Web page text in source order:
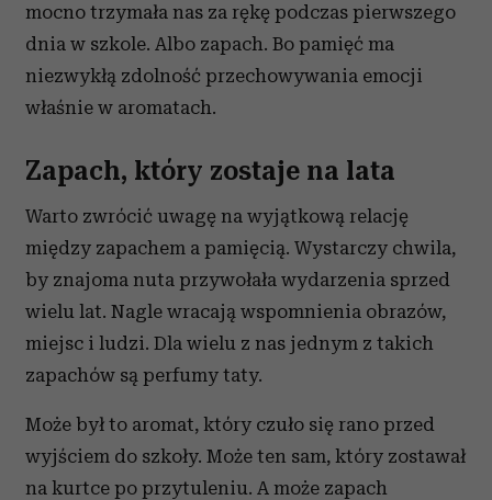
mocno trzymała nas za rękę podczas pierwszego
dnia w szkole. Albo zapach. Bo pamięć ma
niezwykłą zdolność przechowywania emocji
właśnie w aromatach.
Zapach, który zostaje na lata
Warto zwrócić uwagę na wyjątkową relację
między zapachem a pamięcią. Wystarczy chwila,
by znajoma nuta przywołała wydarzenia sprzed
wielu lat. Nagle wracają wspomnienia obrazów,
miejsc i ludzi. Dla wielu z nas jednym z takich
zapachów są perfumy taty.
Może był to aromat, który czuło się rano przed
wyjściem do szkoły. Może ten sam, który zostawał
na kurtce po przytuleniu. A może zapach